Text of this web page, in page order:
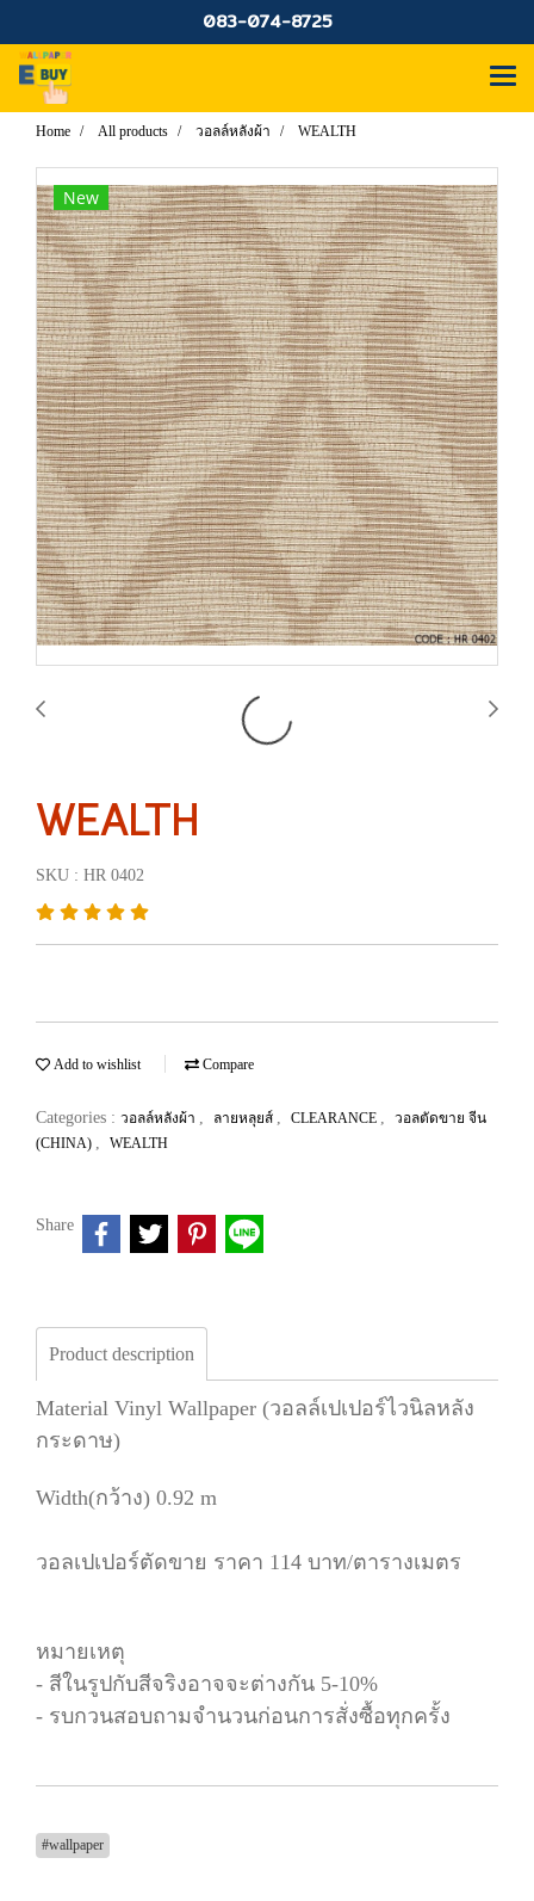
083-074-8725
Home All products วอลล์หลังผ้า WEALTH
New
WEALTH
SKU : HR 0402
Add to wishlist Compare
Categories : วอลล์หลังผ้า , ลายหลุยส์ , CLEARANCE ,
วอลตัดขาย จีน
(CHINA) , WEALTH
Share
Product description
Material Vinyl Wallpaper (วอลล์เปเปอร์ไวนิลหลัง
กระดาษ)
Width(กว้าง) 0.92 m
วอลเปเปอร์ตัดขาย ราคา 114 บาท/ตารางเมตร
หมายเหตุ
- สีในรูปกับสีจริงอาจจะต่างกัน 5-10%
- รบกวนสอบถามจำนวนก่อนการสั่งซื้อทุกครั้ง
#wallpaper